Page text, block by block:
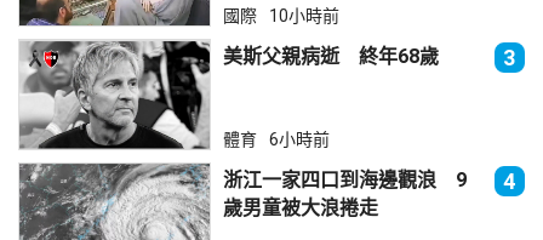
國際 10小時前
美斯父親病逝 終年68歲 3
體育 6小時前
浙江一家四口到海邊觀浪 9
歲男童被大浪捲走
4